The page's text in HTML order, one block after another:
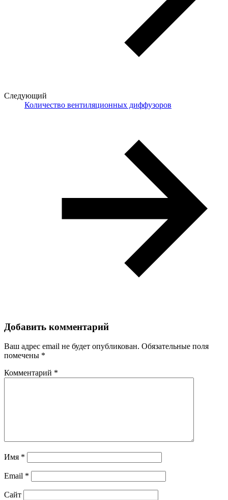
Следующий
Количество вентиляционных диффузоров
Добавить комментарий
Ваш адрес email не будет опубликован. Обязательные поля
помечены *
Комментарий *
Имя *
Email *
Сайт